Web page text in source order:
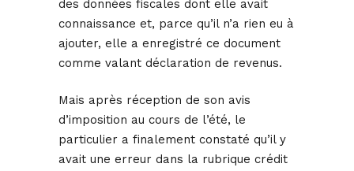
des données fiscales dont elle avait
connaissance et, parce qu’il n’a rien eu à
ajouter, elle a enregistré ce document
comme valant déclaration de revenus.
Mais après réception de son avis
d’imposition au cours de l’été, le
particulier a finalement constaté qu’il y
avait une erreur dans la rubrique crédit